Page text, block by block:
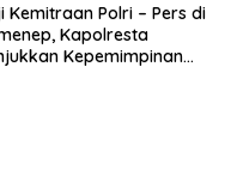
Kemitraan Polri – Pers di
Kapolresta
Kepemimpinan